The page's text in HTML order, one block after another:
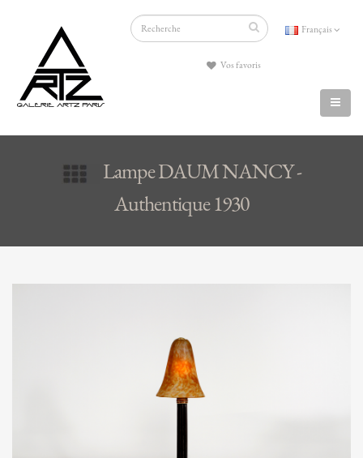
Français
Vos favoris
Lampe DAUM NANCY -
Authentique 1930